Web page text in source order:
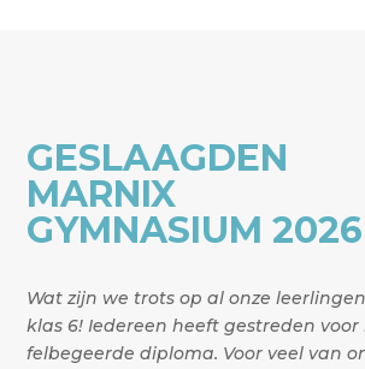
GESLAAGDEN
MARNIX
GYMNASIUM 2026
Wat zijn we trots op al onze
klas 6! Iedereen heeft gestreden voor
felbegeerde diploma. Voor veel van